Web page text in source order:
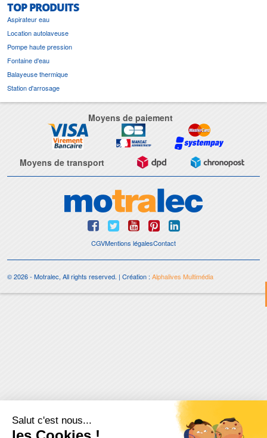
TOP PRODUITS
Aspirateur eau
Location autolaveuse
Pompe haute pression
Fontaine d'eau
Balayeuse thermique
Station d'arrosage
Moyens de paiement
Moyens de transport
CGVMentions légalesContact
© 2026 - Motralec, All rights reserved. | Création :Alphalives Multimédia